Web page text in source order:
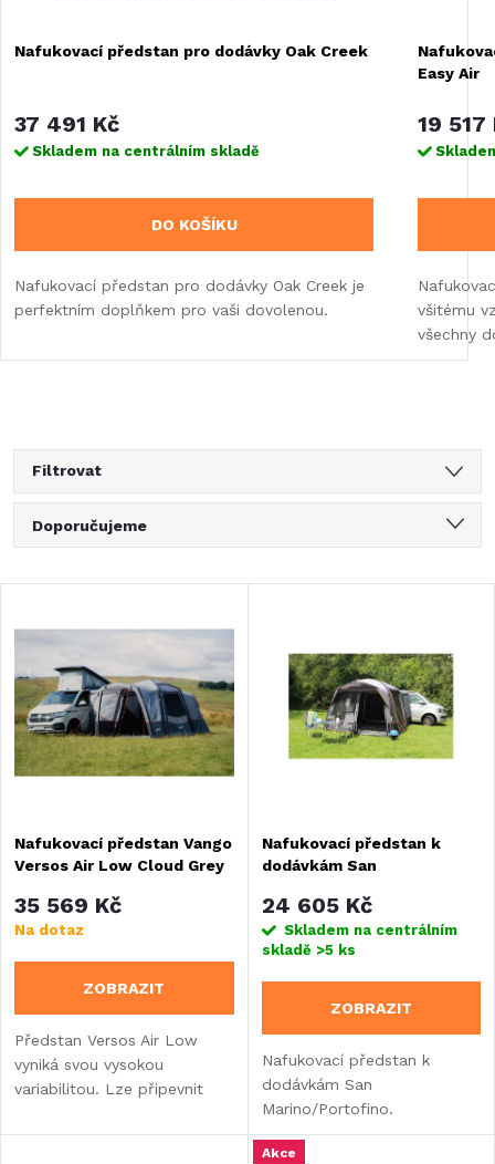
Nafukovací předstan pro dodávky Oak Creek
37 491 Kč
Skladem na centrálním skladě
DO KOŠÍKU
Nafukovací předstan pro dodávky Oak Creek je
perfektním doplňkem pro vaši dovolenou.
Easy Air
19 517
všitému
všechny
Filtrovat
Ř
a
z
e
n
p
r
o
d
u
k
Doporučujeme
Abecedně
ý
p
i
s
p
r
d
u
Nafukovací předstan Vango
Versos Air Low Cloud Grey
35 569 Kč
Na dotaz
ZOBRAZIT
Předstan Versos Air Low
vyniká svou vysokou
variabilitou. Lze připevnit
levý bok či na přední stranu.
Nafukovací předstan k
dodávkám San
24 605 Kč
Skladem na centrálním
skladě >5 ks
ZOBRAZIT
Nafukovací předstan k
dodávkám San
Marino/Portofino.
Akce